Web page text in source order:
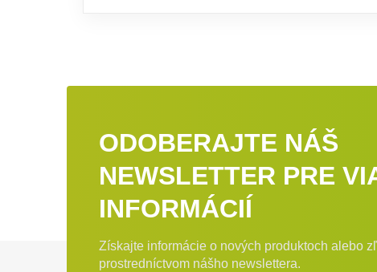
ODOBERAJTE NÁŠ
NEWSLETTER PRE
INFORMÁCIÍ
Získajte informácie o nových produktoch alebo
prostredníctvom nášho newslettera.